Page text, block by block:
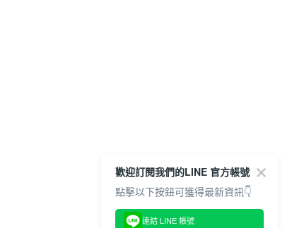
歡迎訂閱我們的LINE 官方帳號
點擊以下按鈕可獲得最新資訊👇
連結 LINE 帳號